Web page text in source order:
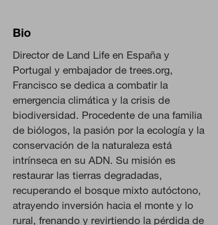
Bio
Director de Land Life en España y
Portugal y embajador de trees.org,
Francisco se dedica a combatir la
emergencia climática y la crisis de
biodiversidad. Procedente de una familia
de biólogos, la pasión por la ecología y la
conservación de la naturaleza está
intrínseca en su ADN. Su misión es
restaurar las tierras degradadas,
recuperando el bosque mixto autóctono,
atrayendo inversión hacia el monte y lo
rural, frenando y revirtiendo la pérdida de
CONFIGURACIÓN DE COOKIES
RECHAZAR TODO
HABILITAR TODO
Cookies necesarias